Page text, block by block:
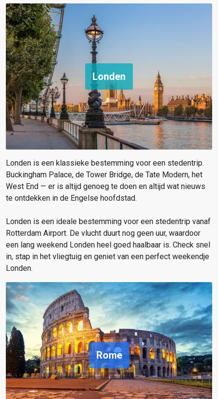
Londen
Londen is een klassieke bestemming voor een stedentrip.
Buckingham Palace, de Tower Bridge, de Tate Modern, het
West End — er is altijd genoeg te doen en altijd wat nieuws
te ontdekken in de Engelse hoofdstad.
Londen is een ideale bestemming voor een stedentrip vanaf
Rotterdam Airport. De vlucht duurt nog geen uur, waardoor
een lang weekend Londen heel goed haalbaar is. Check snel
in, stap in het vliegtuig en geniet van een perfect weekendje
Londen.
Rome